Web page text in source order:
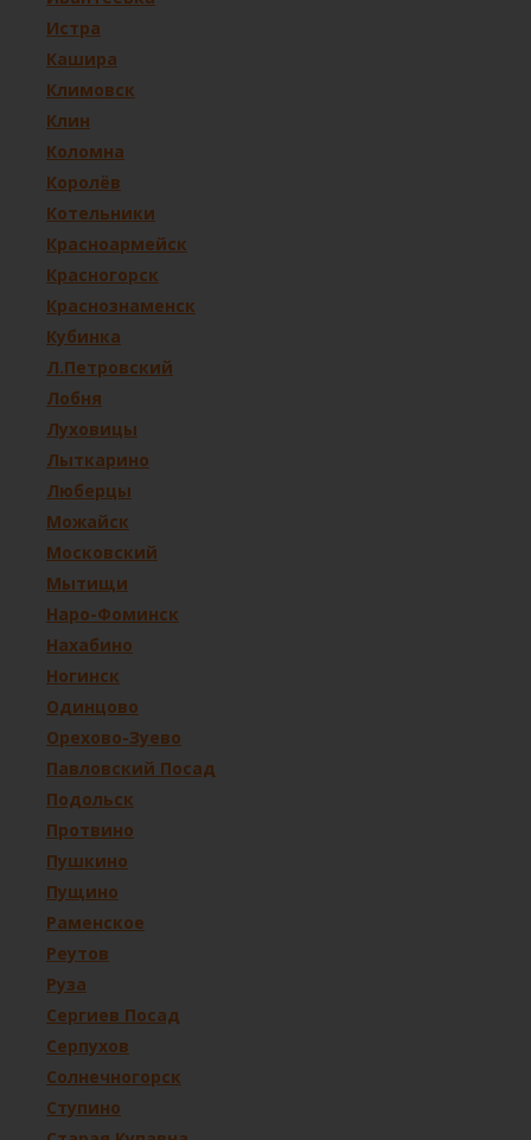
Истра
Кашира
Климовск
Клин
Коломна
Королёв
Котельники
Красноармейск
Красногорск
Краснознаменск
Кубинка
Л.Петровский
Лобня
Луховицы
Лыткарино
Люберцы
Можайск
Московский
Мытищи
Наро-Фоминск
Нахабино
Ногинск
Одинцово
Орехово-Зуево
Павловский Посад
Подольск
Протвино
Пушкино
Пущино
Раменское
Реутов
Руза
Сергиев Посад
Серпухов
Солнечногорск
Ступино